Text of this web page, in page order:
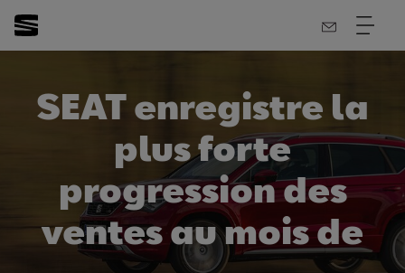
SEAT enregistre la
plus forte
progression des
ventes au mois de